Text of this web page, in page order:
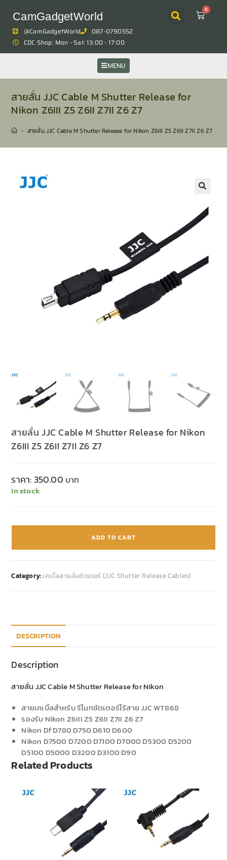
CamGadgetWorld
0
@CamGadgetWorld
087-0790552
CDC Shop: Mon - Sat: 13:00 - 17:00
MENU
สายลั่น JJC Cable M Shutter Release for
Nikon Z6III Z5 Z6II Z7II Z6 Z7
> สายลั่น JJC Cable M Shutter Release for Nikon Z6III Z5 Z6II Z7II Z6 Z7
สายลั่น JJC Cable M Shutter Release for Nikon
Z6III Z5 Z6II Z7II Z6 Z7
ราคา:350.00
In stock
ADD TO CART
Category: เคเบิ้ลสายลั่นชัตเตอร์ (JJC Shutter Release Cables)
DESCRIPTION
Description
สายลั่น JJC Cable M Shutter Release for Nikon
สายเคเบิ้ลสำหรับ รีโมทชัตเตอร์ไร้สาย JJC WT868
รองรับ Nikon Z6III Z5 Z6II Z7II Z6 Z7
Nikon Df D780 D750 D610 D600
Nikon D7500 D7200 D7100 D7000 D5300 D5200
D5100 D5000 D3200 D3100 D90
Related Products